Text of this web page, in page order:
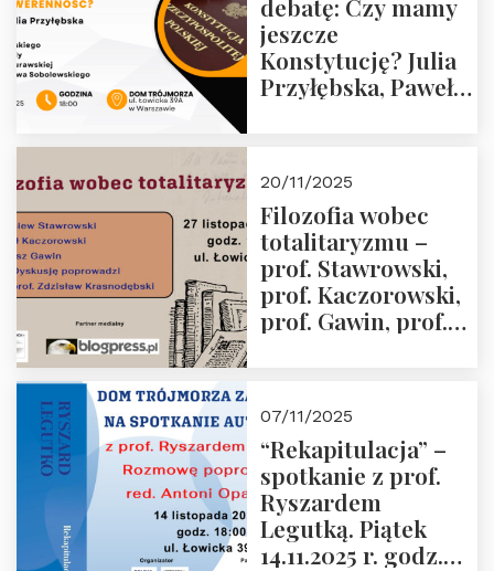
debatę: Czy mamy
jeszcze
Konstytucję? Julia
Przyłębska, Paweł
Przemysław
Sobolewski – 4
grudnia 2025 r.
godz. 18:00.
20/11/2025
Filozofia wobec
totalitaryzmu –
prof. Stawrowski,
prof. Kaczorowski,
prof. Gawin, prof.
07/11/2025
“Rekapitulacja” –
spotkanie z prof.
Ryszardem
Legutką. Piątek
14.11.2025 r. godz.